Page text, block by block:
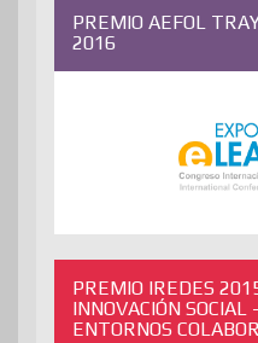
PREMIO AEFOL
2016
PREMIO IREDES
INNOVACIÓN
ENTORNOS